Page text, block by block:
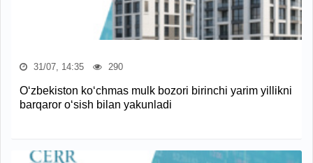
31/07, 14:35 290
O‘zbekiston ko‘chmas mulk bozori birinchi yarim yillikni
barqaror o‘sish bilan yakunladi